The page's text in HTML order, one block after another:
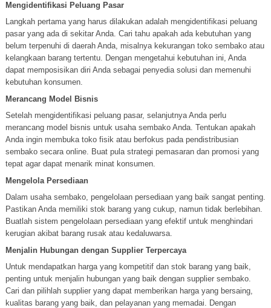
Mengidentifikasi Peluang Pasar
Langkah pertama yang harus dilakukan adalah mengidentifikasi peluang
pasar yang ada di sekitar Anda. Cari tahu apakah ada kebutuhan yang
belum terpenuhi di daerah Anda, misalnya kekurangan toko sembako atau
kelangkaan barang tertentu. Dengan mengetahui kebutuhan ini, Anda
dapat memposisikan diri Anda sebagai penyedia solusi dan memenuhi
kebutuhan konsumen.
Merancang Model Bisnis
Setelah mengidentifikasi peluang pasar, selanjutnya Anda perlu
merancang model bisnis untuk usaha sembako Anda. Tentukan apakah
Anda ingin membuka toko fisik atau berfokus pada pendistribusian
sembako secara online. Buat pula strategi pemasaran dan promosi yang
tepat agar dapat menarik minat konsumen.
Mengelola Persediaan
Dalam usaha sembako, pengelolaan persediaan yang baik sangat penting.
Pastikan Anda memiliki stok barang yang cukup, namun tidak berlebihan.
Buatlah sistem pengelolaan persediaan yang efektif untuk menghindari
kerugian akibat barang rusak atau kedaluwarsa.
Menjalin Hubungan dengan Supplier Terpercaya
Untuk mendapatkan harga yang kompetitif dan stok barang yang baik,
penting untuk menjalin hubungan yang baik dengan supplier sembako.
Cari dan pilihlah supplier yang dapat memberikan harga yang bersaing,
kualitas barang yang baik, dan pelayanan yang memadai. Dengan